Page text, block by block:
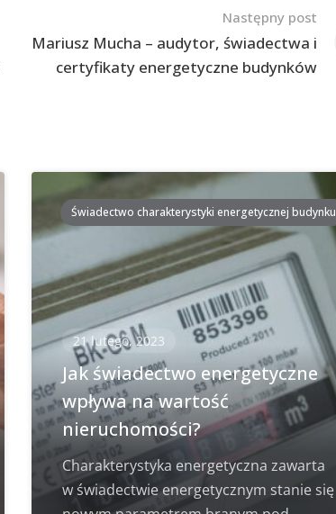
Następny post
Mariusz Mucha – audytor, świadectwa i
certyfikaty energetyczne budynków
Świadectwo charakterystyki energetycznej budynku
21 lutego, 2023
Jak świadectwo energetyczne
wpływa na wartość
nieruchomości?
Charakterystyka energetyczna zawarta
w świadectwie energetycznym stanie się